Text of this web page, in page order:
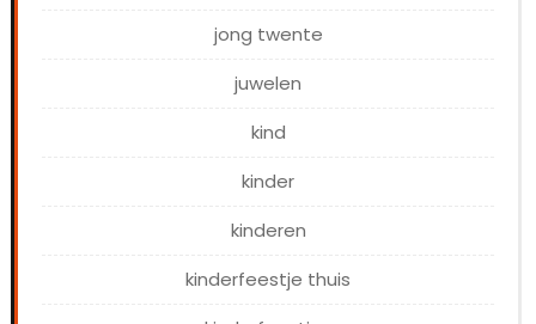
jong twente
juwelen
kind
kinder
kinderen
kinderfeestje thuis